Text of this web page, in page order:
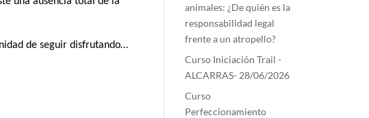
de seguir disfrutando…
animales: ¿De quién es la
responsabilidad legal
frente a un atropello?
Curso Iniciación Trail -
ALCARRAS- 28/06/2026
Curso
Perfeccionamiento